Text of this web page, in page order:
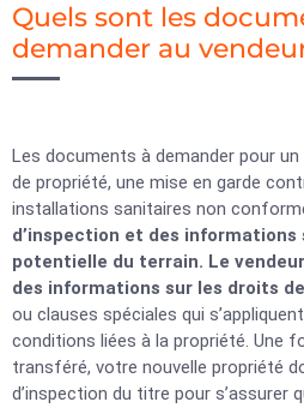
Quels sont les
demander au
Les documents à demander pour
de propriété, une mise en garde
installations sanitaires non
d’inspection et des informations
potentielle du terrain. Le
des informations sur les droits
ou clauses spéciales qui
conditions liées à la propriété. Une
transféré, votre nouvelle propriété
d’inspection du titre pour s’assurer